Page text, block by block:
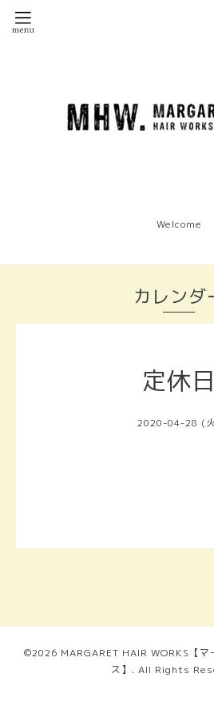
Welcome
カレンダ
定休日
2020-04-28 (
©2026 MARGARET HAIR WORKS【
ス】 . All Rights